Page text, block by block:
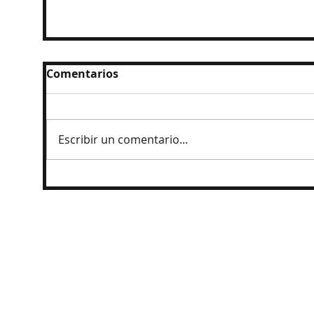
Comentarios
Escribir un comentario...